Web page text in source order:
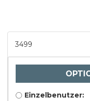
3499
Einzelbenutzer: